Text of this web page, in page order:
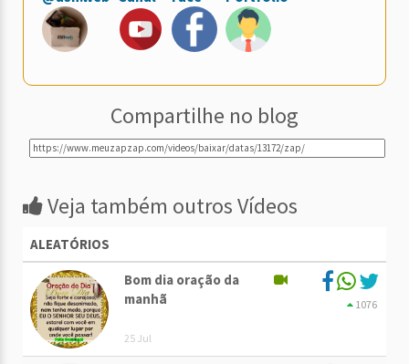
Compartilhe no blog
Veja também outros Vídeos
ALEATÓRIOS
Bom dia oração da
manhã
25 Jul
1076